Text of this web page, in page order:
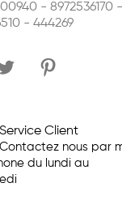
- 8972536170
- 444269
Service Client
Contactez nous par
du lundi au